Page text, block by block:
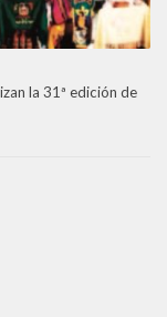
la 31ª edición de